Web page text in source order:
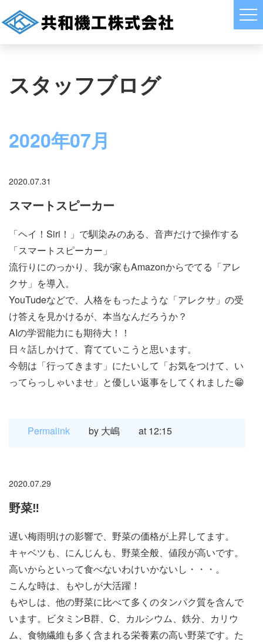
スタッフブログ
2020年07月
2020.07.31
スマートスピーカー
「ヘイ！Siri！」で馴染みのある、音声だけで操作する
「スマートスピーカー」
流行りにのっかり、我が家もAmazonからでてる「アレ
クサ」を導入。
YouTudeなどで、人格をもったような「アレクサ」の受
け答えを見かけるが、本当なんだろうか？
AIの学習能力にも期待大！！
日々話しかけて、育てていこうと思います。
今朝は「行ってきます」にたいして「お気をつけて、い
ってらっしゃいませ」と優しい返事をしてくれました😁
Permalink by 大嶋 at 12:15
2020.07.29
野菜‼️
遅い梅雨明けの影響で、野菜の価格が上昇してます。
キャベツも、にんじんも、野菜全般、値段が高いです。
高いからといって食べないわけいかないし・・・。
こんな時は、もやしが大活躍！
もやしは、他の野菜に比べて多くのタンパク質を含んで
います。ビタミンB群、C、カルシウム、鉄分、カリウ
ム、食物繊維も多く含まれる栄養素の高い野菜です。た